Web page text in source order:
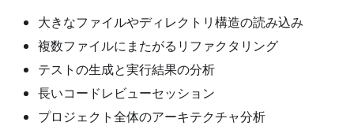
大きなファイルやディレクトリ構造の読み込み
複数ファイルにまたがるリファクタリング
テストの生成と実行結果の分析
長いコードレビューセッション
プロジェクト全体のアーキテクチャ分析